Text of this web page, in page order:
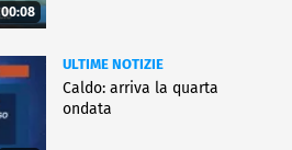
00:08
ULTIME NOTIZIE
Caldo: arriva la quarta
ondata